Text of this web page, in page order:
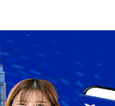
thoải mái và